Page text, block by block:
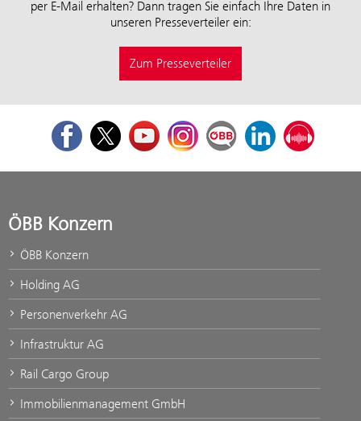
per E-Mail erhalten? Dann tragen Sie einfach Ihre Daten in
unseren Presseverteiler ein:
Zum Presseverteiler
FacebookTwitterYoutubeInstagramÖBB Corporate Blog
LinkedInPodcast
ÖBB Konzern
ÖBB Konzern
Holding AG
Personenverkehr AG
Infrastruktur AG
Rail Cargo Group
Immobilienmanagement GmbH